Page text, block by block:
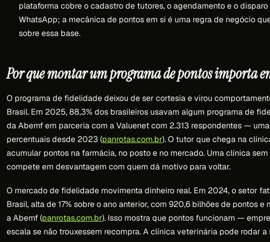
plataforma cobre o cadastro de tutores, o agendamento e o
WhatsApp; a mecânica de pontos em si é uma regra de negócio
sobre essa base.
Por que montar um programa de pontos importa
O programa de fidelidade deixou de ser cortesia e virou
Brasil. Em 2025, 88,3% dos brasileiros usavam algum programa de
da Abemf em parceria com a Valuenet com 2.313 respondentes —
percentuais desde 2023 (panrotas.com.br). O tutor que chega na
acumular pontos na farmácia, no posto e no mercado. Uma clínica
compete em desvantagem com quem dá motivo para voltar.
O mercado de fidelidade movimenta dinheiro real. Em 2024, o setor
Brasil, alta de 17% sobre o ano anterior, com 920,6 bilhões de pontos
a Abemf (panrotas.com.br). Isso mostra que pontos funcionam —
escala se não trouxessem recompra. A clínica veterinária pode rodar